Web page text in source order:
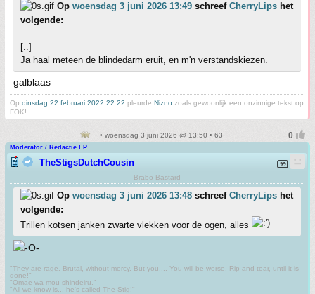
Op woensdag 3 juni 2026 13:49 schreef CherryLips het
volgende:
[..]
Ja haal meteen de blindedarm eruit, en m'n verstandskiezen.
galblaas
Op dinsdag 22 februari 2022 22:22 pleurde Nizno zoals gewoonlijk een onzinnige tekst op
FOK!
• woensdag 3 juni 2026 @ 13:50 • 63
Moderator / Redactie FP
TheStigsDutchCousin
Brabo Bastard
Op woensdag 3 juni 2026 13:48 schreef CherryLips het
volgende:
Trillen kotsen janken zwarte vlekken voor de ogen, alles
"They are rage. Brutal, without mercy. But you.... You will be worse. Rip and tear, until it is
done!"
"Omae wa mou shindeiru."
"All we know is... he's called The Stig!"